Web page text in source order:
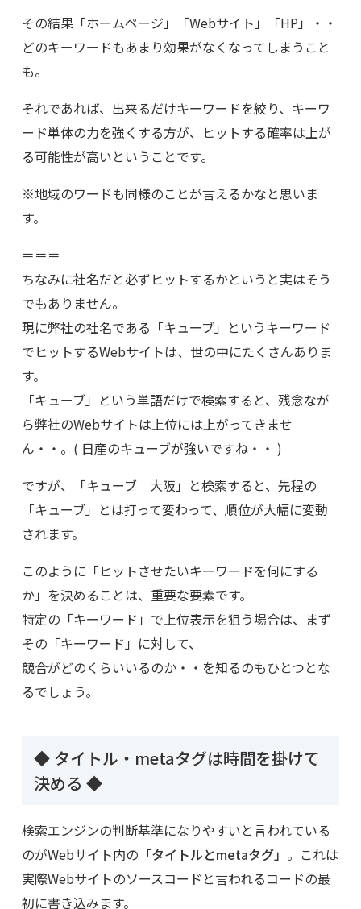
その結果「ホームページ」「Webサイト」「HP」・・
どのキーワードもあまり効果がなくなってしまうこと
も。
それであれば、出来るだけキーワードを絞り、キーワ
ード単体の力を強くする方が、ヒットする確率は上が
る可能性が高いということです。
※地域のワードも同様のことが言えるかなと思いま
す。
＝＝＝
ちなみに社名だと必ずヒットするかというと実はそう
でもありません。
現に弊社の社名である「キューブ」というキーワード
でヒットするWebサイトは、世の中にたくさんありま
す。
「キューブ」という単語だけで検索すると、残念なが
ら弊社のWebサイトは上位には上がってきませ
ん・・。( 日産のキューブが強いですね・・ )
ですが、「キューブ 大阪」と検索すると、先程の
「キューブ」とは打って変わって、順位が大幅に変動
されます。
このように「ヒットさせたいキーワードを何にする
か」を決めることは、重要な要素です。
特定の「キーワード」で上位表示を狙う場合は、まず
その「キーワード」に対して、
競合がどのくらいいるのか・・を知るのもひとつとな
るでしょう。
◆ タイトル・metaタグは時間を掛けて
決める ◆
検索エンジンの判断基準になりやすいと言われている
のがWebサイト内の 「タイトルとmetaタグ」 。これは
実際Webサイトのソースコードと言われるコードの最
初に書き込みます。